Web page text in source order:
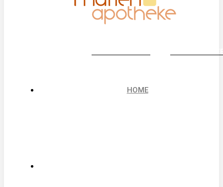
HOME